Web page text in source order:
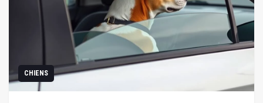
CHIENS